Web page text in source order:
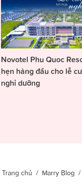
Novotel Phu Quoc
hẹn hàng đầu cho lễ
nghỉ dưỡng
Trang chủ / Marry Blog /